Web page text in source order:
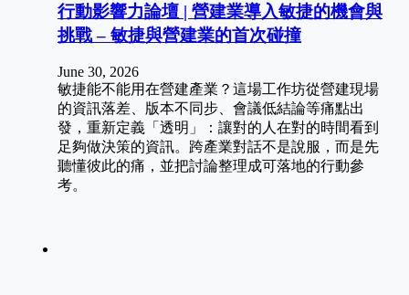
行動影響力論壇 | 營建業導入敏捷的機會與
挑戰 – 敏捷與營建業的首次碰撞
June 30, 2026
敏捷能不能用在營建產業？這場工作坊從營建現場
的資訊落差、版本不同步、會議低結論等痛點出
發，重新定義「透明」：讓對的人在對的時間看到
足夠做決策的資訊。跨產業對話不是說服，而是先
聽懂彼此的痛，並把討論整理成可落地的行動參
考。